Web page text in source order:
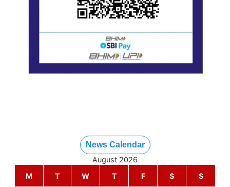
News Calendar
August 2026
M
T W T F S S